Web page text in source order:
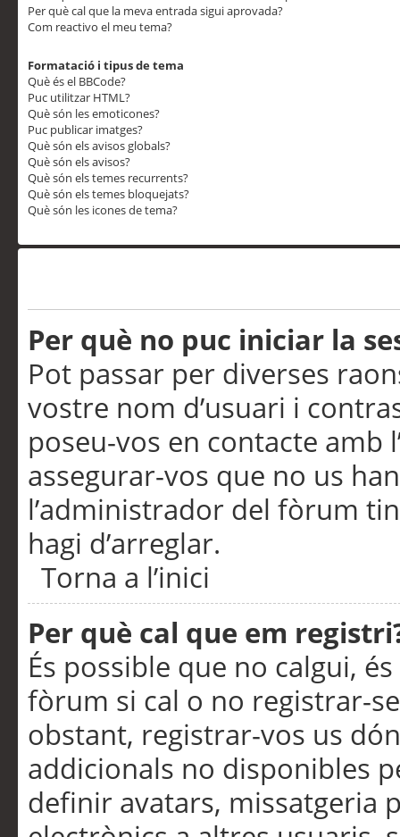
Per què cal que la meva entrada sigui aprovada?
Com reactivo el meu tema?
Formatació i tipus de tema
Què és el BBCode?
Puc utilitzar HTML?
Què són les emoticones?
Puc publicar imatges?
Què són els avisos globals?
Què són els avisos?
Què són els temes recurrents?
Què són els temes bloquejats?
Què són les icones de tema?
Per què no puc iniciar la
Pot passar per diverses
vostre nom d’usuari i
poseu-vos en contacte
assegurar-vos que no us
l’administrador del fòrum
hagi d’arreglar.
Torna a l’inici
Per què cal que em
És possible que no calgui,
fòrum si cal o no registrar-
obstant, registrar-vos us
addicionals no disponibles
definir avatars, missatgeria